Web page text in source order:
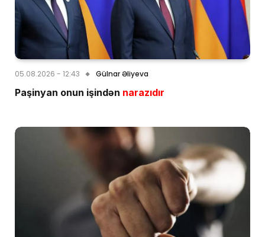
05.08.2026 - 12:43 Gülnar Əliyeva
Paşinyan onun işindən narazıdır